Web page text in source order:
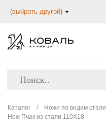
(выбрать другой)
Каталог / Ножи по видам стали
Нож Пчак из стали 110Х18